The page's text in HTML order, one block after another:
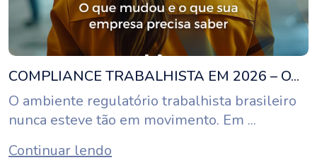
COMPLIANCE TRABALHISTA EM 2026 – O...
O ambiente regulatório trabalhista brasileiro
nunca esteve tão em movimento. Em ...
Continuar lendo